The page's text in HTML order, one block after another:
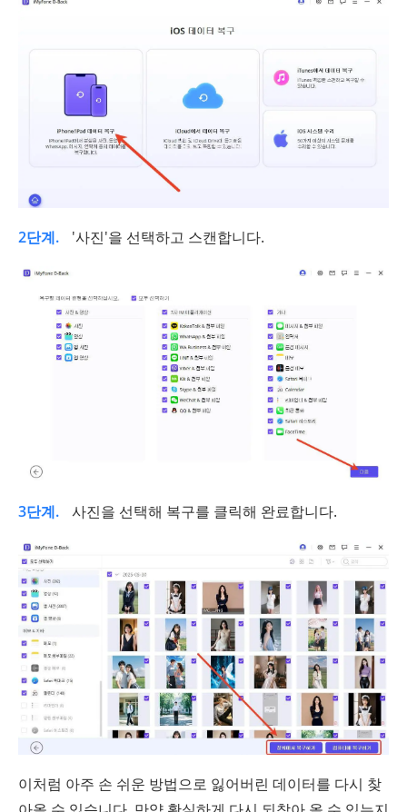
2단계. '사진'을 선택하고 스캔합니다.
3단계. 사진을 선택해 복구를 클릭해 완료합니다.
이처럼 아주 손 쉬운 방법으로 잃어버린 데이터를 다시 찾